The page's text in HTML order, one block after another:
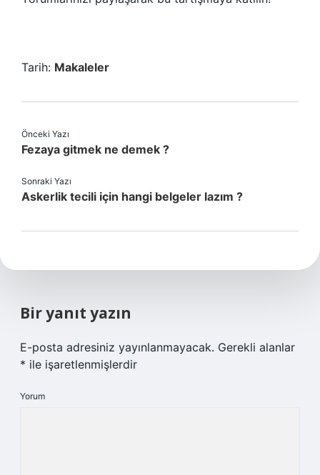
Tarih: Makaleler
Önceki Yazı
Fezaya gitmek ne demek ?
Sonraki Yazı
Askerlik tecili için hangi belgeler lazım ?
Bir yanıt yazın
E-posta adresiniz yayınlanmayacak. Gerekli alanlar
* ile işaretlenmişlerdir
Yorum